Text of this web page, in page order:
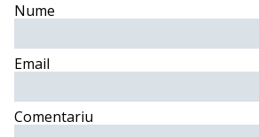
Nume
Email
Comentariu